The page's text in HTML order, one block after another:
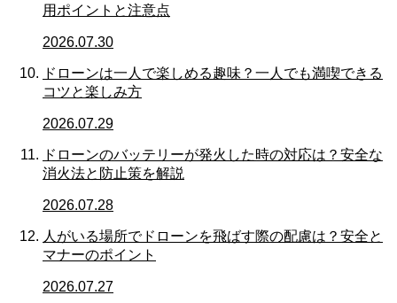
用ポイントと注意点
2026.07.30
ドローンは一人で楽しめる趣味？一人でも満喫できる
コツと楽しみ方
2026.07.29
ドローンのバッテリーが発火した時の対応は？安全な
消火法と防止策を解説
2026.07.28
人がいる場所でドローンを飛ばす際の配慮は？安全と
マナーのポイント
2026.07.27